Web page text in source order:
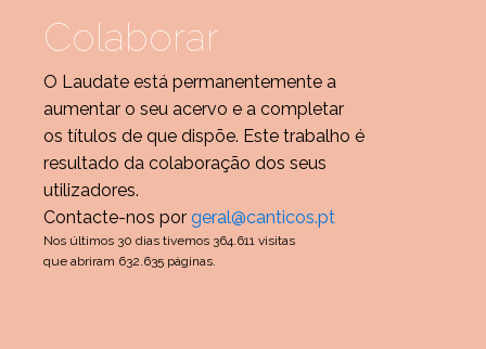
Colaborar
O Laudate está permanentemente a
aumentar o seu acervo e a completar
os títulos de que dispõe. Este trabalho é
resultado da colaboração dos seus
utilizadores.
Contacte-nos por geral@canticos.pt
Nos últimos 30 dias tivemos 364.611 visitas
que abriram 632.635 páginas.